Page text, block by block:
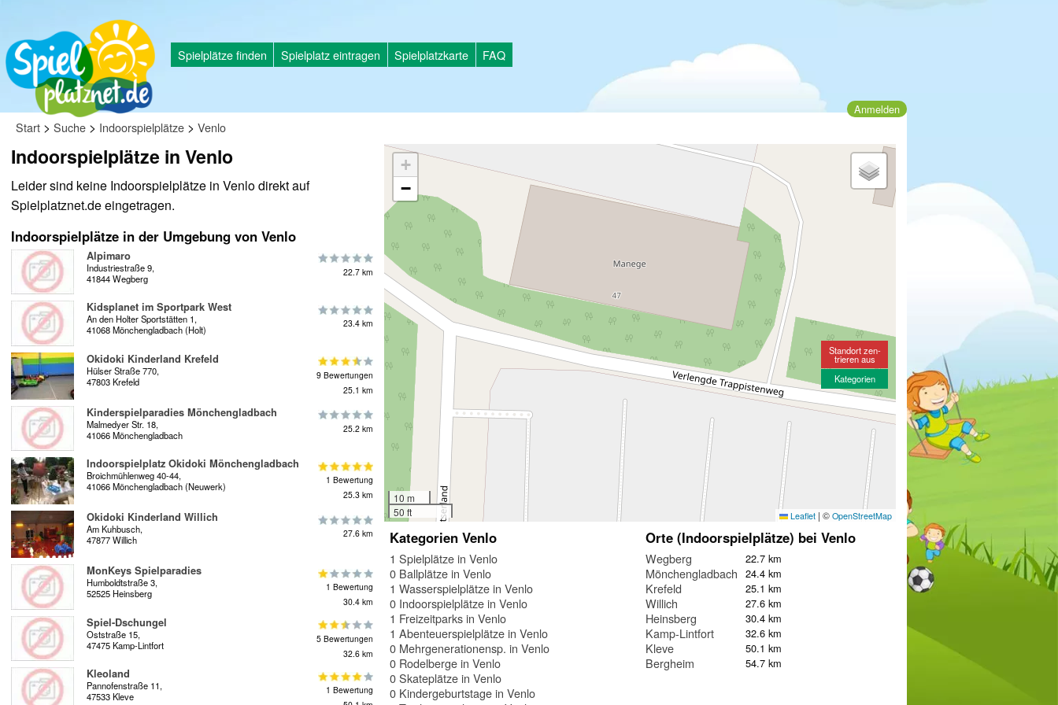
Spielplätze finden Spielplatz eintragen Spielplatzkarte FAQ
Anmelden
Start > Suche > Indoorspielplätze > Venlo
Indoorspielplätze in Venlo
Leider sind keine Indoorspielplätze in Venlo direkt auf
Spielplatznet.de eingetragen.
Indoorspielplätze in der Umgebung von Venlo
Alpimaro
Industriestraße 9,
41844 Wegberg
22.7 km
Kidsplanet im Sportpark West
An den Holter Sportstätten 1,
41068 Mönchengladbach (Holt)
23.4 km
Okidoki Kinderland Krefeld
Hülser Straße 770,
47803 Krefeld
9 Bewertungen
25.1 km
Kinderspielparadies Mönchengladbach
Malmedyer Str. 18,
41066 Mönchengladbach
25.2 km
Indoorspielplatz Okidoki Mönchengladbach
Broichmühlenweg 40-44,
41066 Mönchengladbach (Neuwerk)
1 Bewertung
25.3 km
Okidoki Kinderland Willich
Am Kuhbusch,
47877 Willich
27.6 km
MonKeys Spielparadies
Humboldtstraße 3,
52525 Heinsberg
1 Bewertung
30.4 km
Spiel-Dschungel
Oststraße 15,
47475 Kamp-Lintfort
5 Bewertungen
32.6 km
Kleoland
Pannofenstraße 11,
47533 Kleve
1 Bewertung
+
−
10 m
50 ft
Leaflet | © OpenStreetMap
Standort zen-
trieren aus
Kategorien
Kategorien Venlo
1 Spielplätze in Venlo
0 Ballplätze in Venlo
1 Wasserspielplätze in Venlo
0 Indoorspielplätze in Venlo
1 Freizeitparks in Venlo
1 Abenteuerspielplätze in Venlo
0 Mehrgenerationensp. in Venlo
0 Rodelberge in Venlo
0 Skateplätze in Venlo
0 Kindergeburtstage in Venlo
Orte (Indoorspielplätze) bei Venlo
Wegberg 22.7 km
Mönchengladbach 24.4 km
Krefeld 25.1 km
Willich 27.6 km
Heinsberg 30.4 km
Kamp-Lintfort 32.6 km
Kleve 50.1 km
Bergheim 54.7 km